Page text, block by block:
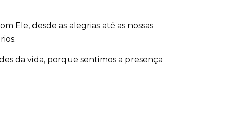
Ele, desde as alegrias até as nossas
da vida, porque sentimos a presença